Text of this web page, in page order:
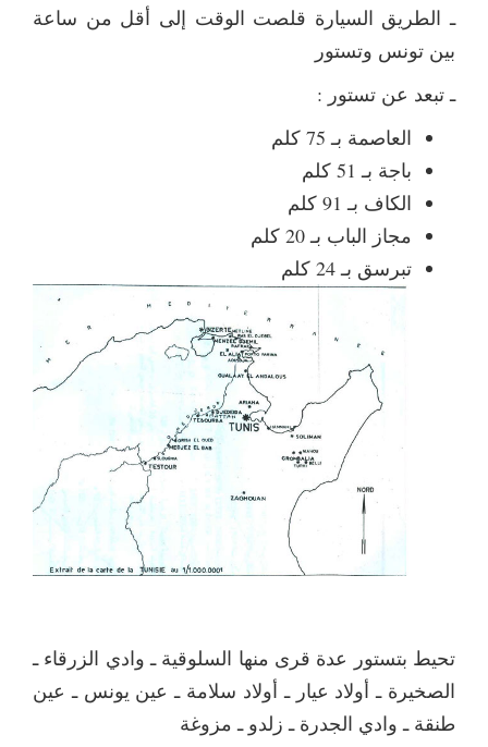
ـ الطريق السيارة قلصت الوقت إلى أقل من ساعة
بين تونس وتستور
ـ تبعد عن تستور :
العاصمة بـ 75 كلم
باجة بـ 51 كلم
الكاف بـ 91 كلم
مجاز الباب بـ 20 كلم
تبرسق بـ 24 كلم
تحيط بتستور عدة قرى منها السلوقية ـ وادي الزرقاء ـ
الصخيرة ـ أولاد عيار ـ أولاد سلامة ـ عين يونس ـ عين
طنقة ـ وادي الجدرة ـ زلدو ـ مزوغة